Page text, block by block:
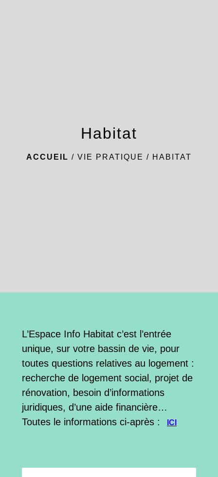
Habitat
ACCUEIL / VIE PRATIQUE / HABITAT
L’Espace Info Habitat c’est l’entrée
unique, sur votre bassin de vie, pour
toutes questions relatives au logement :
recherche de logement social, projet de
rénovation, besoin d’informations
juridiques, d’une aide financière…
Toutes le informations ci-après :
ICI